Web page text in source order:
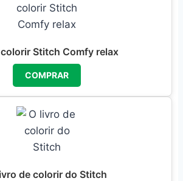
Stitch Comfy relax
COMPRAR
de colorir do Stitch